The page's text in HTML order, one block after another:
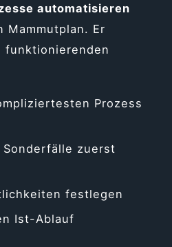
automatisieren
Mammutplan. Er
funktionierenden
Prozess
zuerst
festlegen
Ist-Ablauf